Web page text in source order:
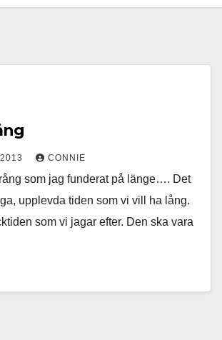
CONNIE
som jag funderat på länge…. Det
upplevda tiden som vi vill ha lång.
som vi jagar efter. Den ska vara